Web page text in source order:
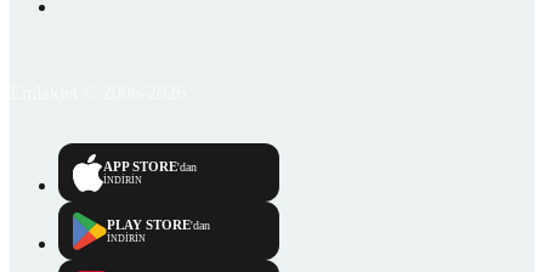
APP STORE'dan
İNDİRİN
PLAY STORE'dan
İNDİRİN